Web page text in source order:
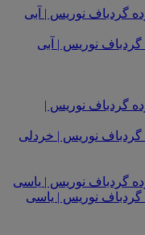
گردباف نوریس | آبی
گردباف نوریس | خردلی
گردباف نوریس | یاسی